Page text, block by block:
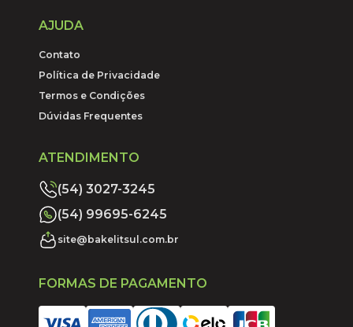
AJUDA
Contato
Política de Privacidade
Termos e Condições
Dúvidas Frequentes
ATENDIMENTO
(54) 3027-3245
(54) 99695-6245
site@bakelitsul.com.br
FORMAS DE PAGAMENTO